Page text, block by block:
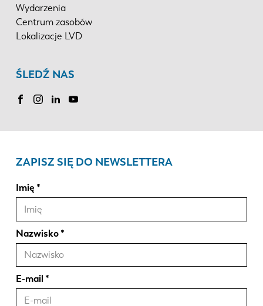
Wydarzenia
Centrum zasobów
Lokalizacje LVD
ŚLEDŹ NAS
ZAPISZ SIĘ DO NEWSLETTERA
Imię
Nazwisko
E-mail